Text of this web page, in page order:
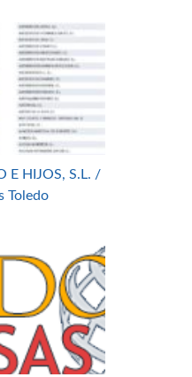
E HIJOS, S.L. /
Toledo